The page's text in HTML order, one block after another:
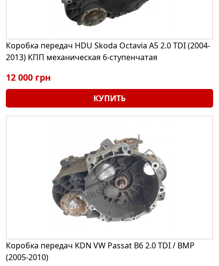
Коробка передач HDU Skoda Octavia A5 2.0 TDI (2004-
2013) КПП механическая 6-ступенчатая
12 000 грн
КУПИТЬ
Коробка передач KDN VW Passat B6 2.0 TDI / BMP
(2005-2010)